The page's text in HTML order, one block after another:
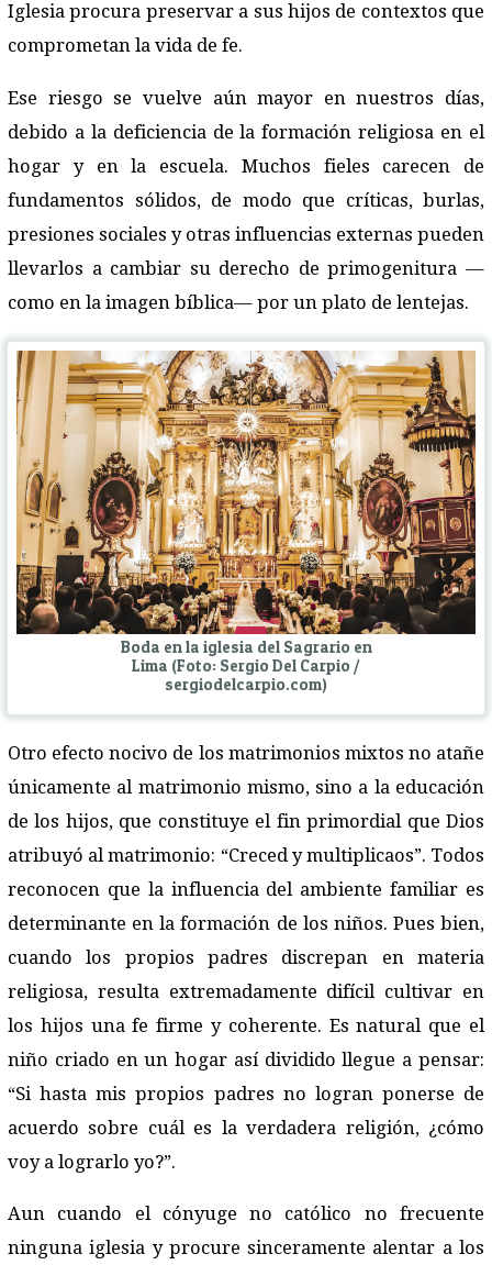
Iglesia procura preservar a sus hijos de contextos que
comprometan la vida de fe.
Ese riesgo se vuelve aún mayor en nuestros días,
debido a la deficiencia de la formación religiosa en el
hogar y en la escuela. Muchos fieles carecen de
fundamentos sólidos, de modo que críticas, burlas,
presiones sociales y otras influencias externas pueden
llevarlos a cambiar su derecho de primogenitura —
como en la imagen bíblica— por un plato de lentejas.
Boda en la iglesia del Sagrario en
Lima (Foto: Sergio Del Carpio /
sergiodelcarpio.com)
Otro efecto nocivo de los matrimonios mixtos no atañe
únicamente al matrimonio mismo, sino a la educación
de los hijos, que constituye el fin primordial que Dios
atribuyó al matrimonio: “Creced y multiplicaos”. Todos
reconocen que la influencia del ambiente familiar es
determinante en la formación de los niños. Pues bien,
cuando los propios padres discrepan en materia
religiosa, resulta extremadamente difícil cultivar en
los hijos una fe firme y coherente. Es natural que el
niño criado en un hogar así dividido llegue a pensar:
“Si hasta mis propios padres no logran ponerse de
acuerdo sobre cuál es la verdadera religión, ¿cómo
voy a lograrlo yo?”.
Aun cuando el cónyuge no católico no frecuente
ninguna iglesia y procure sinceramente alentar a los